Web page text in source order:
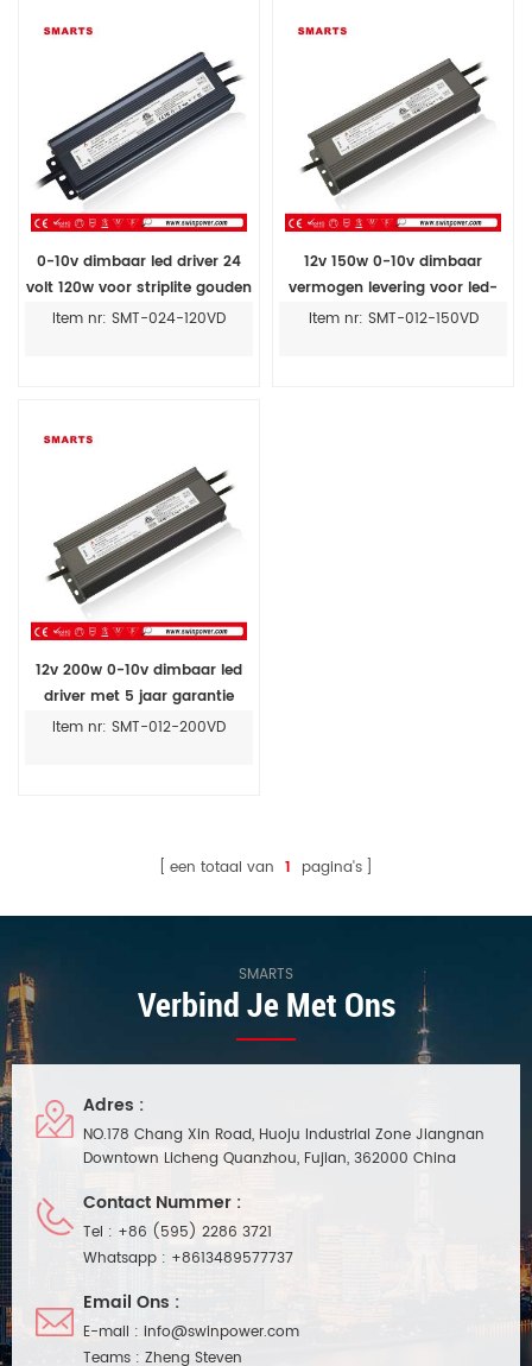
0-10v dimbaar led driver 24
volt 120w voor striplite gouden
Kust
Item nr: SMT-024-120VD
12v 150w 0-10v dimbaar
vermogen levering voor led-
verlichting
Item nr: SMT-012-150VD
12v 200w 0-10v dimbaar led
driver met 5 jaar garantie
Item nr: SMT-012-200VD
een totaal van 1 pagina's
SMARTS
Verbind Je Met Ons
Adres :
NO.178 Chang Xin Road, Huoju Industrial Zone Jiangnan
Downtown Licheng Quanzhou, Fujian, 362000 China
Contact Nummer :
Tel : +86 (595) 2286 3721
Whatsapp : +8613489577737
Email Ons :
E-mail : info@swinpower.com
Teams : Zheng Steven